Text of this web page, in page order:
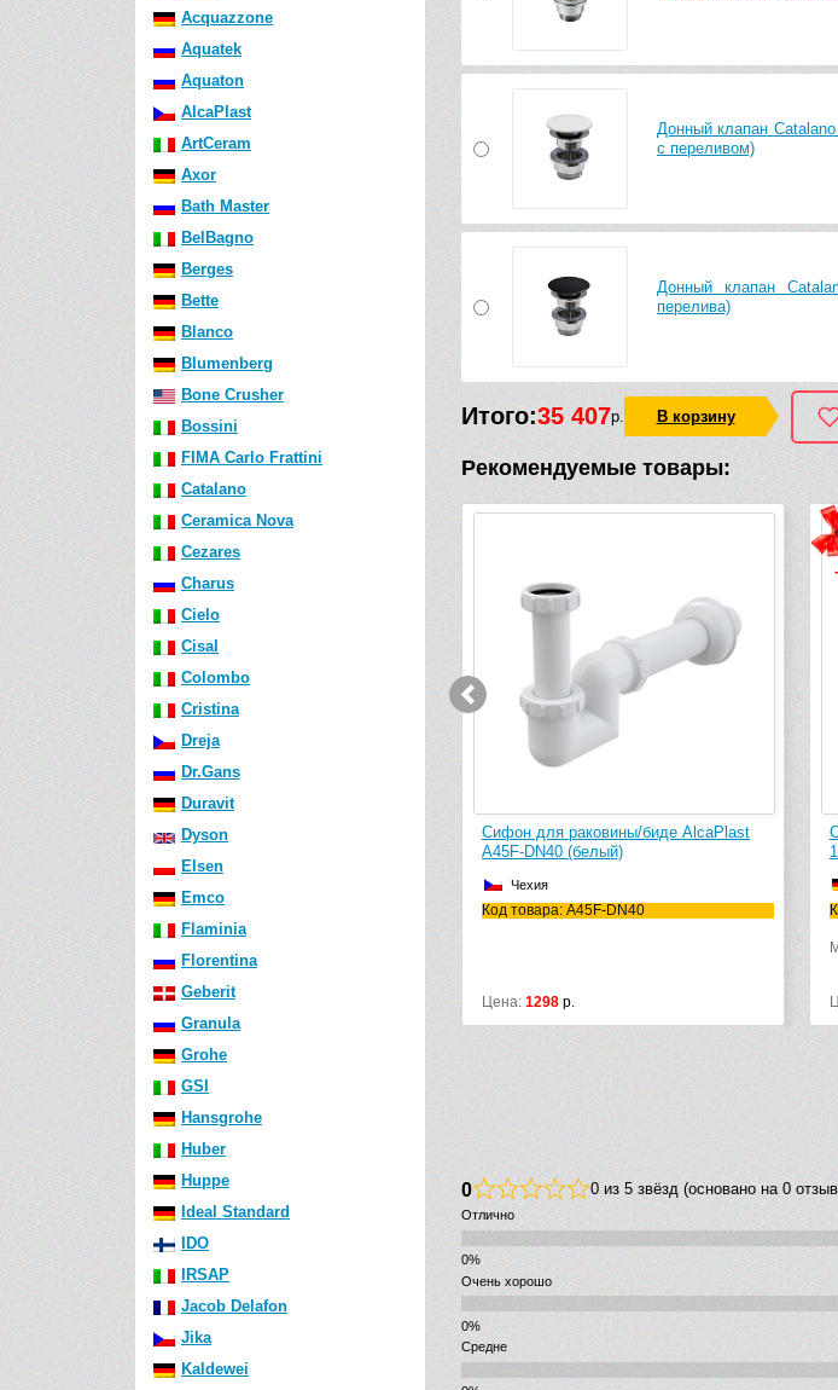
Acquazzone
Aquatek
Aquaton
AlcaPlast
ArtCeram
Axor
Bath Master
BelBagno
Berges
Bette
Blanco
Blumenberg
Bone Crusher
Bossini
FIMA Carlo Frattini
Catalano
Ceramica Nova
Cezares
Charus
Cielo
Cisal
Colombo
Cristina
Dreja
Dr.Gans
Duravit
Dyson
Elsen
Emco
Flaminia
Florentina
Geberit
Granula
Grohe
GSI
Hansgrohe
Huber
Huppe
Ideal Standard
IDO
IRSAP
Jacob Delafon
Jika
Kaldewei
Донный клапан
с переливом)
Донный клапан
перелива)
Итого:35 407р. В корзину
Рекомендуемые товары:
биде AlcaPlast
Сифон для раковины/биде AlcaPlast
Сифон для раковины/биде Kludi
1026505-00 (хром глянцевый)
Код товара: 1026505-00
0 0 из 5 звёзд (основано на 0
Отлично
Очень хорошо
Средне